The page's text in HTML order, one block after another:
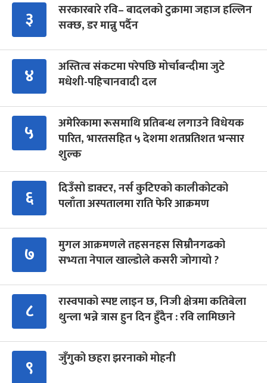
३
सरकारबारे रवि– बादलको टुक्रामा जहाज हल्लिन
सक्छ, डर मान्नु पर्दैन
४
अस्तित्व संकटमा परेपछि मोर्चाबन्दीमा जुटे
मधेशी-पहिचानवादी दल
५
अमेरिकामा रूसमाथि प्रतिबन्ध लगाउने विधेयक
पारित, भारतसहित ५ देशमा शतप्रतिशत भन्सार
शुल्क
६
दिउँसो डाक्टर, नर्स कुटिएको कालीकोटको
पलाँता अस्पतालमा राति फेरि आक्रमण
७
मुगल आक्रमणले तहसनहस सिम्रौनगढको
सभ्यता नेपाल खाल्डोले कसरी जोगायो ?
८
रास्वपाको स्पष्ट लाइन छ, निजी क्षेत्रमा कतिबेला
थुन्ला भन्ने त्रास हुन दिन हुँदैन : रवि लामिछाने
९ जुँगुको छहरा झरनाको मोहनी